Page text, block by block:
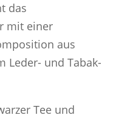
das
mit einer
aus
Leder- und Tabak-
Tee und